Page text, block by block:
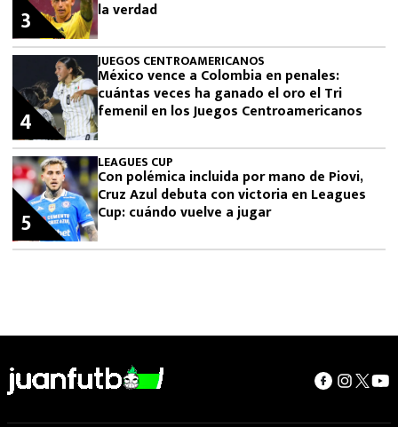
la verdad
3
JUEGOS CENTROAMERICANOS
México vence a Colombia en penales:
cuántas veces ha ganado el oro el Tri
femenil en los Juegos Centroamericanos
4
LEAGUES CUP
Con polémica incluida por mano de Piovi,
Cruz Azul debuta con victoria en Leagues
Cup: cuándo vuelve a jugar
5